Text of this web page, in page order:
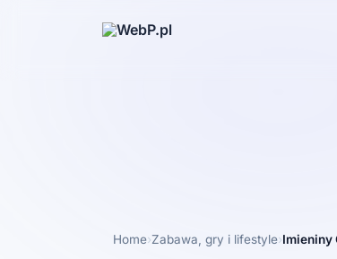
Home›Zabawa, gry i lifestyle›Imieniny